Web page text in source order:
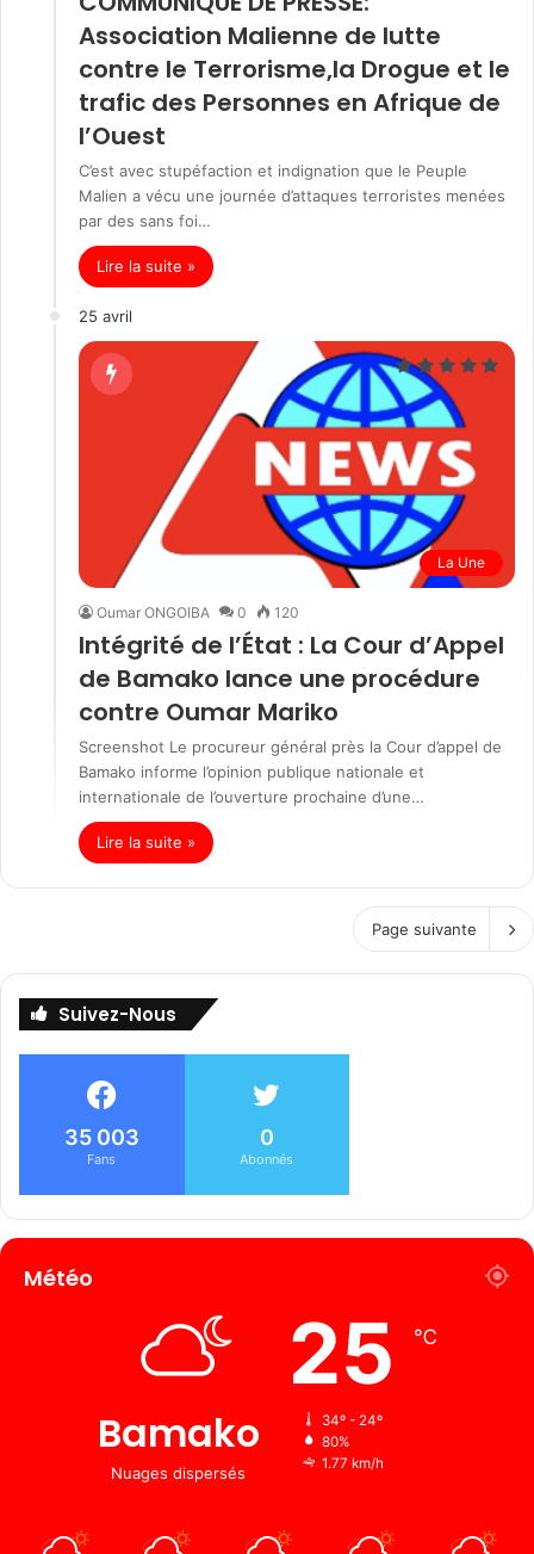
Association Malienne de lutte
contre le Terrorisme,la Drogue et le
trafic des Personnes en Afrique de
l’Ouest
C’est avec stupéfaction et indignation que le Peuple
Malien a vécu une journée d’attaques terroristes menées
par des sans foi…
Lire la suite »
25 avril
La Une
Oumar ONGOIBA 0 120
Intégrité de l’État : La Cour d’Appel
de Bamako lance une procédure
contre Oumar Mariko
Screenshot Le procureur général près la Cour d’appel de
Bamako informe l’opinion publique nationale et
internationale de l’ouverture prochaine d’une…
Lire la suite »
Page suivante
Suivez-Nous
35 003
Fans
0
Abonnés
Météo
Bamako
Nuages ​​dispersés
25 ℃
34º - 24º
80%
1.77 km/h